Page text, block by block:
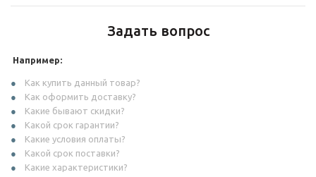
Задать вопрос
Например:
Как купить данный товар?
Как оформить доставку?
Какие бывают скидки?
Какой срок гарантии?
Какие условия оплаты?
Какой срок поставки?
Какие характеристики?